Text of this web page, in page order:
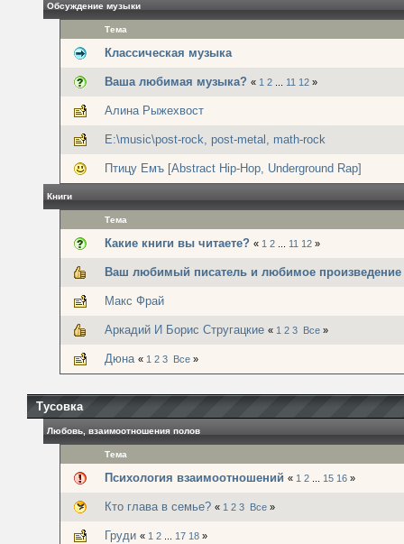
Обсуждение музыки
Тема
Классическая музыка
Ваша любимая музыка? « 1 2 11 12 »
Алина Рыжехвост
E:\music\post-rock, post-metal, math-rock
Птицу Емъ [Abstract Hip-Hop, Underground Rap]
Книги
Тема
Какие книги вы читаете? « 1 2 11 12 »
Ваш любимый писатель и любимое произведение
Макс Фрай
Аркадий И Борис Стругацкие « 1 2 3 Все »
Дюна « 1 2 3 Все »
Тусовка
Любовь, взаимоотношения полов
Тема
Психология взаимоотношений « 1 2 15 16 »
Кто глава в семье? « 1 2 3 Все »
Груди « 1 2 17 18 »